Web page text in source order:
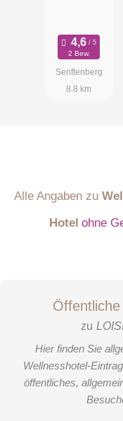
2 Bew.
Senftenberg
8.8 km
Alle Angaben zu
Hotel ohne
zu
Hier finden Sie
Wellnesshotel-
öffentliches,